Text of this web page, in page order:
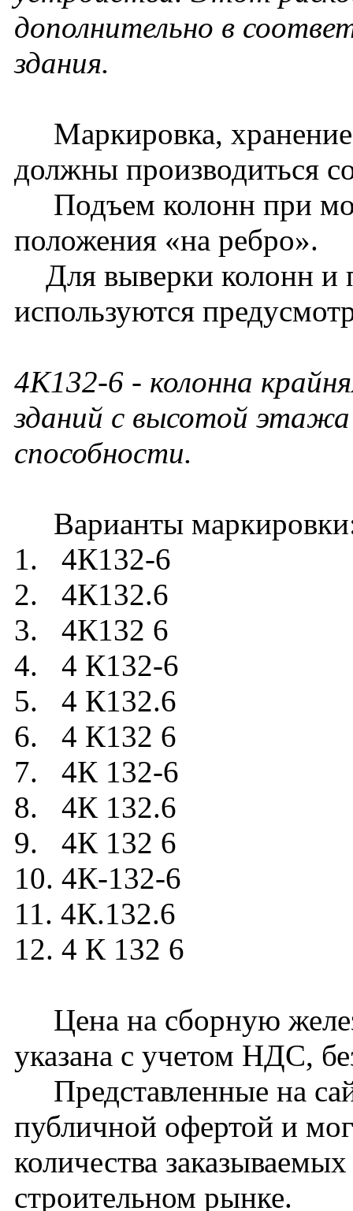
дополнительно в
здания.
Маркировка,
должны производиться
Подъем колонн при
положения «на ребро».
Для выверки колонн и
используются
4К132-6 - колонна
зданий с высотой
способности.
Варианты
1. 4К132-6
2. 4К132.6
3. 4К132 6
4. 4 К132-6
5. 4 К132.6
6. 4 К132 6
7. 4К 132-6
8. 4К 132.6
9. 4К 132 6
10. 4К-132-6
11. 4К.132.6
12. 4 К 132 6
Цена на сборную
указана с учетом НДС,
Представленные на
публичной офертой и
количества
строительном рынке.